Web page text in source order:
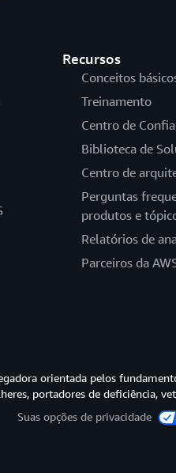
Recursos
Conceitos
Treinamento
Centro de
Biblioteca de
Centro de
Perguntas
produtos e
Relatórios de
Parceiros da
orientada pelos
portadores de deficiência,
Suas opções de privacidade